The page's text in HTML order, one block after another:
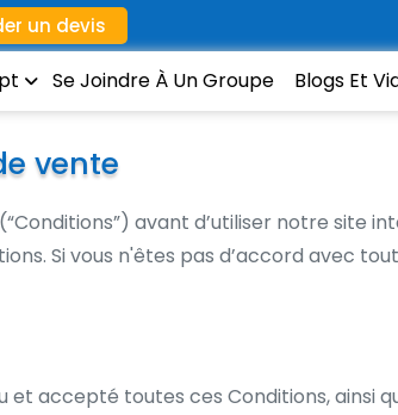
un devis
Se Joindre À Un Groupe Blogs Et
vente
avant d’utiliser notre site
Si vous n'êtes pas d’accord avec
et accepté toutes ces Conditions, ainsi